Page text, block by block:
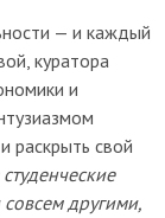
— и каждый
куратора
и
раскрыть свой
совсем другими,